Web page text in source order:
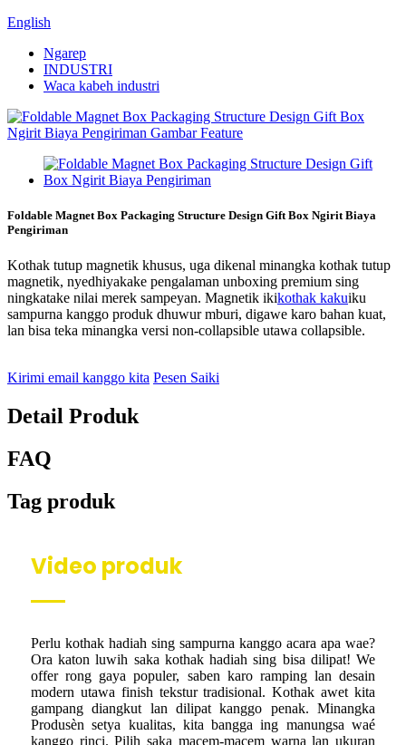
English
Ngarep
INDUSTRI
Waca kabeh industri
Foldable Magnet Box Packaging Structure Design Gift Box Ngirit Biaya
Pengiriman
Kothak tutup magnetik khusus, uga dikenal minangka kothak tutup
magnetik, nyedhiyakake pengalaman unboxing premium sing
ningkatake nilai merek sampeyan. Magnetik ikikothak kakuiku
sampurna kanggo produk dhuwur mburi, digawe karo bahan kuat,
lan bisa teka minangka versi non-collapsible utawa collapsible.
Kirimi email kanggo kita Pesen Saiki
Detail Produk
FAQ
Tag produk
Video produk
Perlu kothak hadiah sing sampurna kanggo acara apa wae?
Ora katon luwih saka kothak hadiah sing bisa dilipat! We
offer rong gaya populer, saben karo ramping lan desain
modern utawa finish tekstur tradisional. Kothak awet kita
gampang diangkut lan dilipat kanggo penak. Minangka
Produsèn setya kualitas, kita bangga ing manungsa waé
kanggo rinci. Pilih saka macem-macem warna lan ukuran